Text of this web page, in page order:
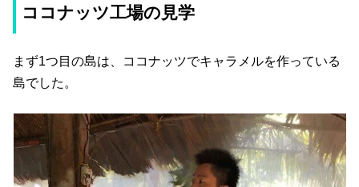
ココナッツ工場の見学
まず1つ目の島は、ココナッツでキャラメルを作っている
島でした。